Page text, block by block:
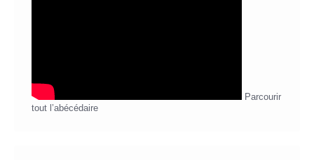
Parcourir
tout l’abécédaire